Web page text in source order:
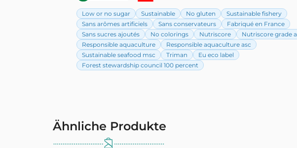
Low or no sugar Sustainable No gluten
Sustainable fishery
Sans arômes artificiels
Sans conservateurs
Fabriqué en France
Sans sucres ajoutés
No colorings Nutriscore
Nutriscore grade a
Responsible aquaculture
Responsible aquaculture asc
Sustainable seafood msc
Triman
Eu eco label
Forest stewardship council 100 percent
Ähnliche Produkte